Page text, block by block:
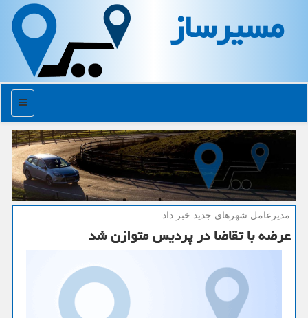
مسیرساز
منو
مدیرعامل شهرهای جدید خبر داد
عرضه با تقاضا در پردیس متوازن شد